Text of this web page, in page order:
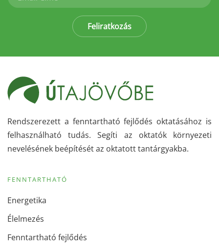
Feliratkozás
Rendszerezett a fenntartható fejlődés oktatásához is
felhasználható tudás. Segíti az oktatók környezeti
nevelésének beépítését az oktatott tantárgyakba.
FENNTARTHATÓ
Energetika
Élelmezés
Fenntartható fejlődés